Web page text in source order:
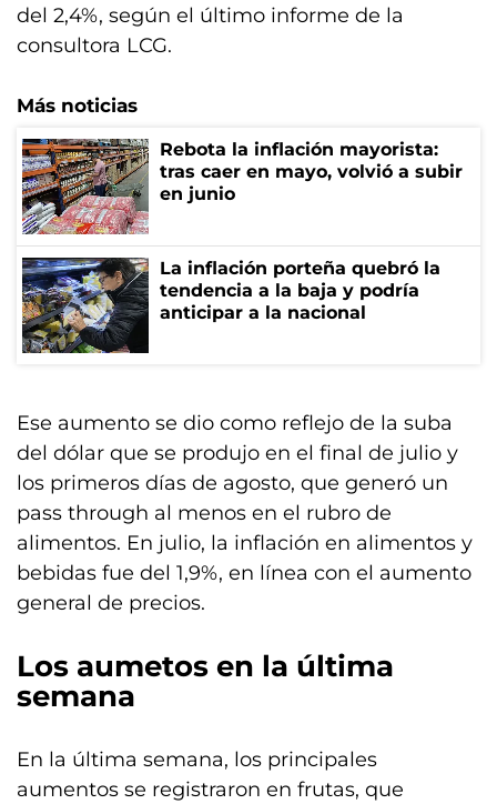
del 2,4%, según el último informe de la
consultora LCG.
Más noticias
Rebota la inflación mayorista:
tras caer en mayo, volvió a subir
en junio
La inflación porteña quebró la
tendencia a la baja y podría
anticipar a la nacional
Ese aumento se dio como reflejo de la suba
del dólar que se produjo en el final de julio y
los primeros días de agosto, que generó un
pass through al menos en el rubro de
alimentos. En julio, la inflación en alimentos y
bebidas fue del 1,9%, en línea con el aumento
general de precios.
Los aumetos en la última
semana
En la última semana, los principales
aumentos se registraron en frutas, que